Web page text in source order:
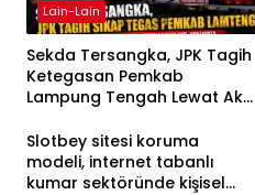
Lain-Lain
Sekda Tersangka, JPK Tagih
Ketegasan Pemkab
Lampung Tengah Lewat Aksi
Slotbey sitesi koruma
modeli, internet tabanlı
kumar sektöründe kişisel